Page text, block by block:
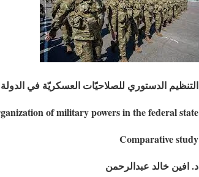
التنظيم الدستوري للصلاحيّات العسكريّة في الدولة
of military powers in the federal state
Comparative study
د. افين خالد عبدالرحمن